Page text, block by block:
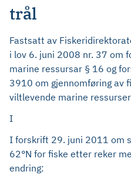
trål
Fastsatt av
i lov 6. juni 2008 nr. 37 om
marine ressursar § 16 og
3910 om gjennomføring av
viltlevende marine
I
I forskrift 29. juni 2011 om
62°N for fiske etter reker
endring: